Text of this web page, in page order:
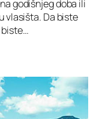
godišnjeg doba ili
vlasišta. Da biste